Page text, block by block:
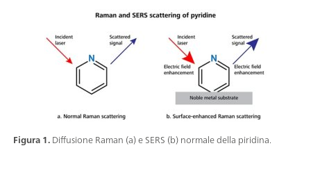
Figura 1.Diffusione Raman (a) e SERS (b) normale della piridina.